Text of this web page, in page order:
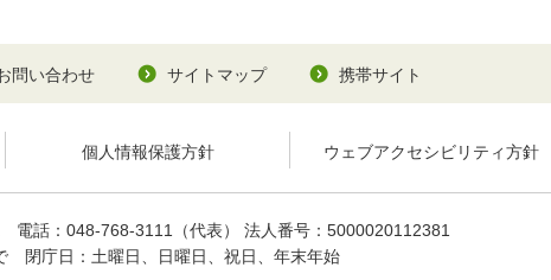
問い合わせ サイトマップ 携帯サイト
個人情報保護方針 ウェブアクセシビリティ方針
電話：048-768-3111（代表） 法人番号：5000020112381
閉庁日：土曜日、日曜日、祝日、年末年始